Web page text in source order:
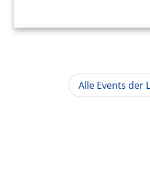
Alle Events der